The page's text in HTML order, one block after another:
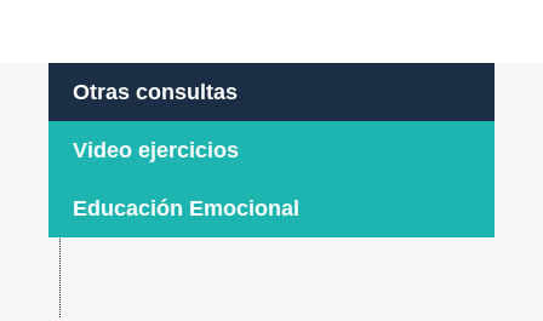
Otras consultas
Video ejercicios
Educación Emocional